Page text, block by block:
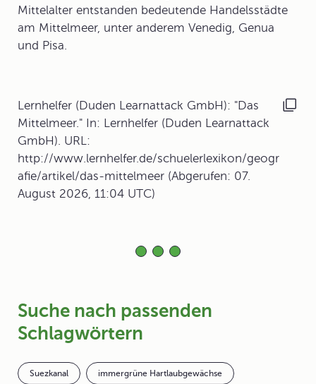
Mittelalter entstanden bedeutende Handelsstädte
am Mittelmeer, unter anderem Venedig, Genua
und Pisa.
Lernhelfer (Duden Learnattack GmbH): "Das
Mittelmeer." In: Lernhelfer (Duden Learnattack
GmbH). URL:
http://www.lernhelfer.de/schuelerlexikon/geogr
afie/artikel/das-mittelmeer (Abgerufen: 07.
August 2026, 11:04 UTC)
Suche nach passenden
Schlagwörtern
Suezkanal immergrüne Hartlaubgewächse